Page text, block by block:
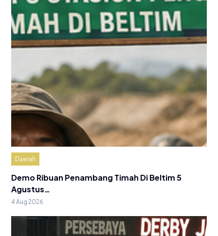
Daerah
Demo Ribuan Penambang Timah Di Beltim 5
Agustus…
4 Aug 2026